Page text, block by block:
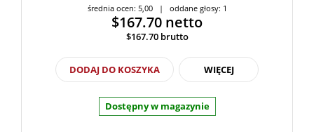
średnia ocen: 5,00 | oddane głosy: 1
$167.70 netto
$167.70 brutto
DODAJ DO KOSZYKA WIĘCEJ
Dostępny w magazynie